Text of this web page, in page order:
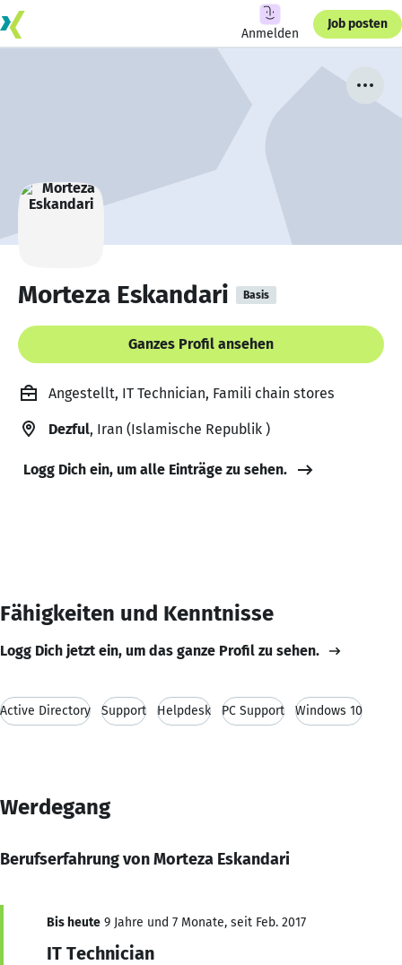
Anmelden
Job posten
Morteza Eskandari Basis
Ganzes Profil ansehen
Angestellt, IT Technician, Famili chain stores
Dezful, Iran (Islamische Republik )
Logg Dich ein, um alle Einträge zu sehen.
Fähigkeiten und Kenntnisse
Logg Dich jetzt ein, um das ganze Profil zu sehen.
Active Directory Support Helpdesk PC Support Windows 10
Werdegang
Berufserfahrung von Morteza Eskandari
Bis heute 9 Jahre und 7 Monate, seit Feb. 2017
IT Technician